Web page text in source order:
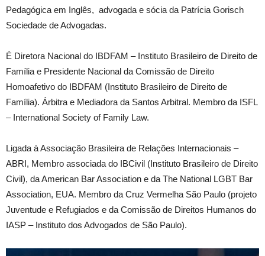
Pedagógica em Inglês, advogada e sócia da Patrícia Gorisch
Sociedade de Advogadas.
É Diretora Nacional do IBDFAM – Instituto Brasileiro de Direito de
Família e Presidente Nacional da Comissão de Direito
Homoafetivo do IBDFAM (Instituto Brasileiro de Direito de
Família). Árbitra e Mediadora da Santos Arbitral. Membro da ISFL
– International Society of Family Law.
Ligada à Associação Brasileira de Relações Internacionais –
ABRI, Membro associada do IBCivil (Instituto Brasileiro de Direito
Civil), da American Bar Association e da The National LGBT Bar
Association, EUA. Membro da Cruz Vermelha São Paulo (projeto
Juventude e Refugiados e da Comissão de Direitos Humanos do
IASP – Instituto dos Advogados de São Paulo).